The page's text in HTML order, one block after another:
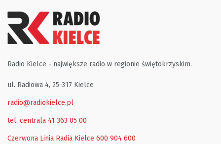
Radio Kielce - największe radio w regionie świętokrzyskim.
ul. Radiowa 4, 25-317 Kielce
radio@radiokielce.pl
tel. centrala 41 363 05 00
Czerwona Linia Radia Kielce 600 904 600